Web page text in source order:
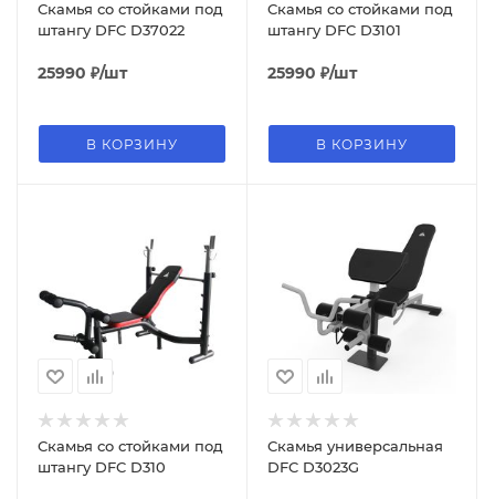
Скамья со стойками под
штангу DFC D37022
25990 ₽/шт
В КОРЗИНУ
Скамья со стойками под
штангу DFC D3101
25990 ₽/шт
В КОРЗИНУ
Скамья со стойками под
штангу DFC D310
Скамья универсальная
DFC D3023G